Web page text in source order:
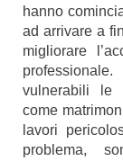
hanno
ad arrivare a
migliorare
vulnerabili le
come
lavori
problema,